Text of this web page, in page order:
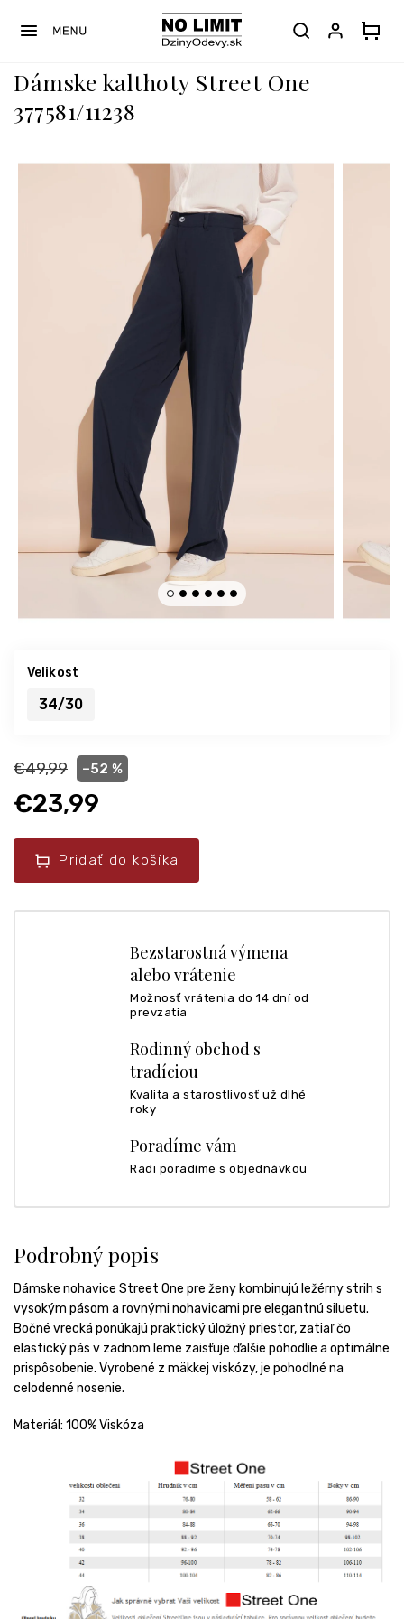
Dámske kalthoty Street One
377581/11238
€49,99 –52 %
€23,99
Pridať do košíka
Velikost
34/30
Bezstarostná výmena
alebo vrátenie
Možnosť vrátenia do 14 dní od
prevzatia
Rodinný obchod s
tradíciou
Kvalita a starostlivosť už dlhé
roky
Poradíme vám
Radi poradíme s objednávkou
Podrobný popis
Dámske nohavice Street One pre ženy kombinujú ležérny strih s
vysokým pásom a rovnými nohavicami pre elegantnú siluetu.
Bočné vrecká ponúkajú praktický úložný priestor, zatiaľ čo
elastický pás v zadnom leme zaisťuje ďalšie pohodlie a optimálne
prispôsobenie. Vyrobené z mäkkej viskózy, je pohodlné na
celodenné nosenie.
Materiál: 100% Viskóza